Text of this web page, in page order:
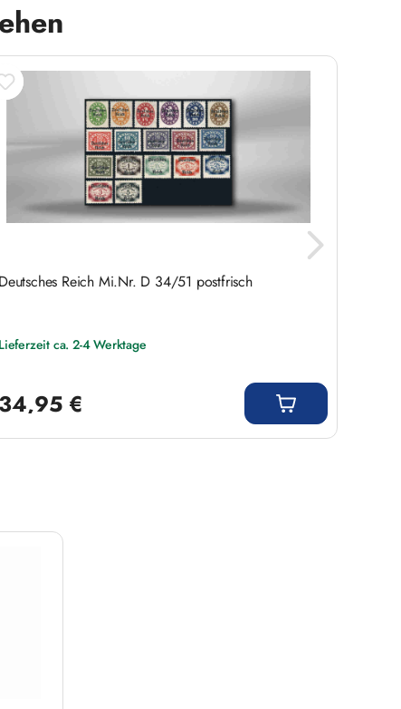
Deutsches Reich Mi.Nr. D 34/51 postfrisch
Lieferzeit ca. 2-4 Werktage
34,95 €